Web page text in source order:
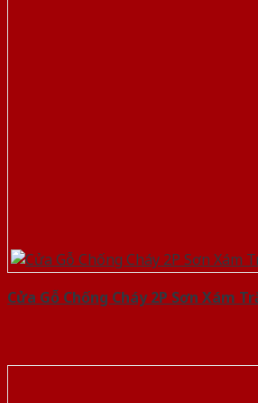
Cửa Gỗ Chống Cháy 2P Sơn Xám